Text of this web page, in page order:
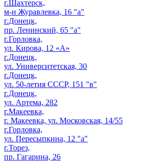
г.Шахтерск,
м-н Журавлевка, 16 "а"
г.Донецк,
пр. Ленинский, 65 "а"
г.Горловка,
ул. Кирова, 12 «А»
г.Донецк,
ул. Университетская, 30
г.Донецк,
ул. 50-летия СССР, 151 "в"
г.Донецк,
ул. Артема, 282
г.Макеевка,
г. Макеевка, ул. Московская, 14/55
г.Горловка,
ул. Пересыпкина, 12 "а"
г.Торез,
пр. Гагарина, 26